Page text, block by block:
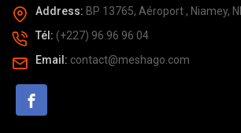
Address: BP 13765, Aéroport , Niamey,
Tél: (+227) 96 96 96 04
Email: contact@meshago.com